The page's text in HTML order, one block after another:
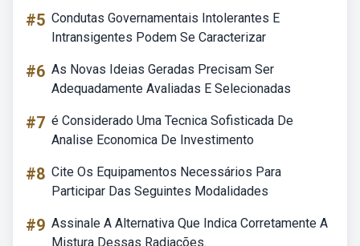
#5 Condutas Governamentais Intolerantes E
Intransigentes Podem Se Caracterizar
#6 As Novas Ideias Geradas Precisam Ser
Adequadamente Avaliadas E Selecionadas
#7 é Considerado Uma Tecnica Sofisticada De
Analise Economica De Investimento
#8 Cite Os Equipamentos Necessários Para
Participar Das Seguintes Modalidades
#9 Assinale A Alternativa Que Indica Corretamente A
Mistura Dessas Radiações.